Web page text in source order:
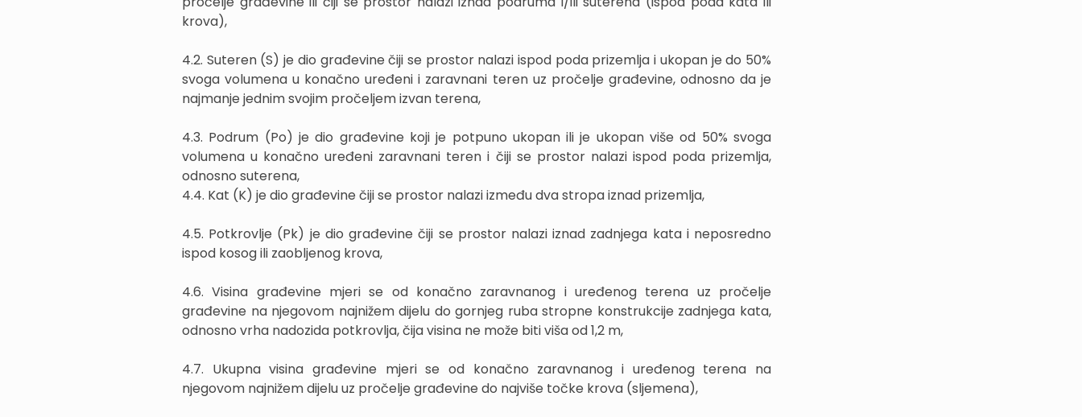
krova),
4.2. Suteren (S) je dio građevine čiji se prostor nalazi ispod poda prizemlja i ukopan je do 50%
svoga volumena u konačno uređeni i zaravnani teren uz pročelje građevine, odnosno da je
najmanje jednim svojim pročeljem izvan terena,
4.3. Podrum (Po) je dio građevine koji je potpuno ukopan ili je ukopan više od 50% svoga
volumena u konačno uređeni zaravnani teren i čiji se prostor nalazi ispod poda prizemlja,
odnosno suterena,
4.4. Kat (K) je dio građevine čiji se prostor nalazi između dva stropa iznad prizemlja,
4.5. Potkrovlje (Pk) je dio građevine čiji se prostor nalazi iznad zadnjega kata i neposredno
ispod kosog ili zaobljenog krova,
4.6. Visina građevine mjeri se od konačno zaravnanog i uređenog terena uz pročelje
građevine na njegovom najnižem dijelu do gornjeg ruba stropne konstrukcije zadnjega kata,
odnosno vrha nadozida potkrovlja, čija visina ne može biti viša od 1,2 m,
4.7. Ukupna visina građevine mjeri se od konačno zaravnanog i uređenog terena na
njegovom najnižem dijelu uz pročelje građevine do najviše točke krova (sljemena),